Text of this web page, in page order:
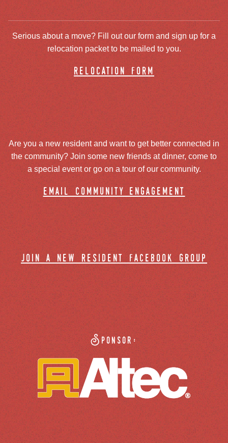
Serious about a move? Fill out our form and sign up for a
relocation packet to be mailed to you.
relocation form
Are you a new resident and want to get better connected in
the community? Join some new friends at dinner, come to
a special event or go on a tour of our community.
email community engagement
join a new resident facebook group
Sponsor: